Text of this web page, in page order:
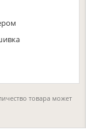
товара может